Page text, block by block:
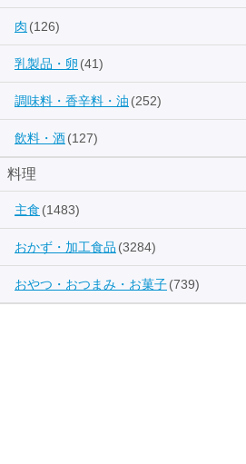
肉 (126)
乳製品・卵 (41)
調味料・香辛料・油 (252)
飲料・酒(127)
料理
主食 (1483)
おかず・加工食品 (3284)
おやつ・おつまみ・お菓子(739)